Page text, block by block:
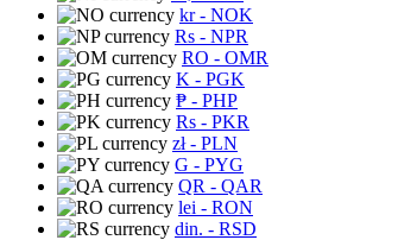
kr- NOK
Rs - NPR
RO - OMR
K - PGK
₱ - PHP
Rs - PKR
zł- PLN
G - PYG
QR - QAR
lei - RON
din. - RSD